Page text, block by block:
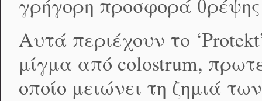
Αυτά περιέχουν το
μίγμα από colostrum,
οποίο μειώνει τη ζημιά